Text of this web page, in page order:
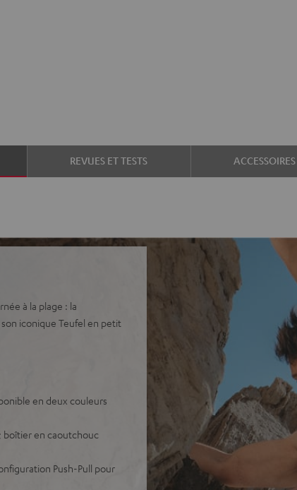
REVUES ET TESTS ACCESSOIRES
à la plage : la
iconique Teufel en petit
en deux couleurs
boîtier en caoutchouc
Push-Pull pour